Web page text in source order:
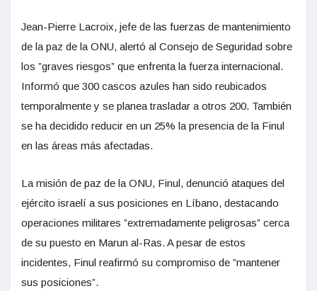
Jean-Pierre Lacroix, jefe de las fuerzas de mantenimiento
de la paz de la ONU, alertó al Consejo de Seguridad sobre
los ”graves riesgos” que enfrenta la fuerza internacional.
Informó que 300 cascos azules han sido reubicados
temporalmente y se planea trasladar a otros 200. También
se ha decidido reducir en un 25% la presencia de la Finul
en las áreas más afectadas.
La misión de paz de la ONU, Finul, denunció ataques del
ejército israelí a sus posiciones en Líbano, destacando
operaciones militares ”extremadamente peligrosas” cerca
de su puesto en Marun al-Ras. A pesar de estos
incidentes, Finul reafirmó su compromiso de ”mantener
sus posiciones”.